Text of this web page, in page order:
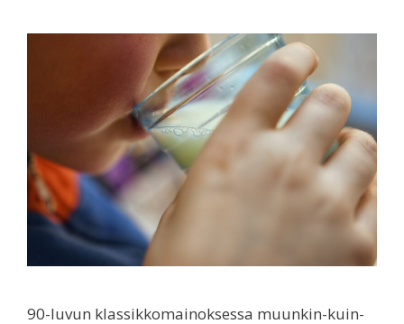
90-luvun klassikkomainoksessa muunkin-kuin-